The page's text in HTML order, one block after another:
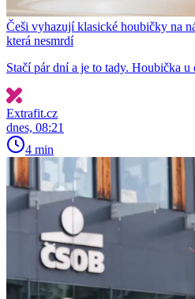
Češi vyhazují klasické houbičky na
která nesmrdí
Stačí pár dní a je to tady. Houbička
Extrafit.cz
dnes, 08:21
4 min